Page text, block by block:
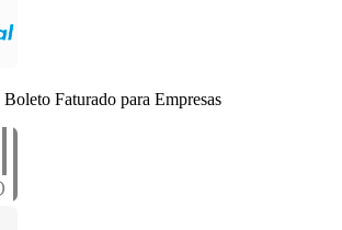
Faturado para Empresas